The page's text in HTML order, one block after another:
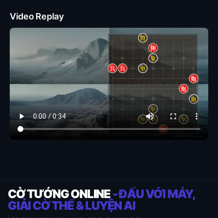
Video Replay
CỜ TƯỚNG ONLINE- ĐẤU VỚI MÁY,
GIẢI CỜ THẾ & LUYỆN AI